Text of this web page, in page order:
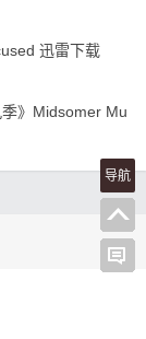
迅雷下载
季》Midsomer Mu
导航